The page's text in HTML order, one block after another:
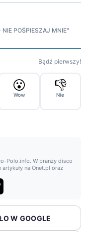
POŚPIESZAJ MNIE"
Bądź pierwszy!
😮
Wow
👎
Nie
Polo.info. W branży disco
na Onet.pl oraz
W GOOGLE